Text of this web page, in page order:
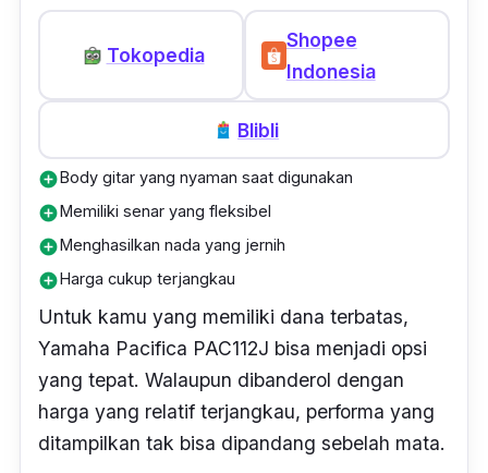
Tokopedia
Shopee
Indonesia
Blibli
add_circleBody gitar yang nyaman saat digunakan
add_circleMemiliki senar yang fleksibel
add_circleMenghasilkan nada yang jernih
add_circleHarga cukup terjangkau
Untuk kamu yang memiliki dana terbatas,
Yamaha Pacifica PAC112J bisa menjadi opsi
yang tepat. Walaupun dibanderol dengan
harga yang relatif terjangkau, performa yang
ditampilkan tak bisa dipandang sebelah mata.